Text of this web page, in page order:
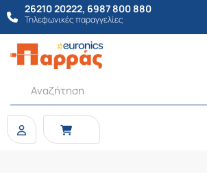
26210 20222, 6987 800 880
Τηλεφωνικές παραγγελίες